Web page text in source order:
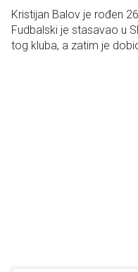
Kristijan Balov je rođen
Fudbalski je stasavao u
tog kluba, a zatim je